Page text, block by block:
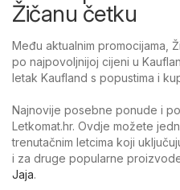
Žičanu četku
Među aktualnim promocijama,
po najpovoljnijoj cijeni u
letak Kaufland s popustima i
Najnovije posebne ponude i
Letkomat.hr. Ovdje možete
trenutačnim letcima koji
i za druge popularne
Jaja.